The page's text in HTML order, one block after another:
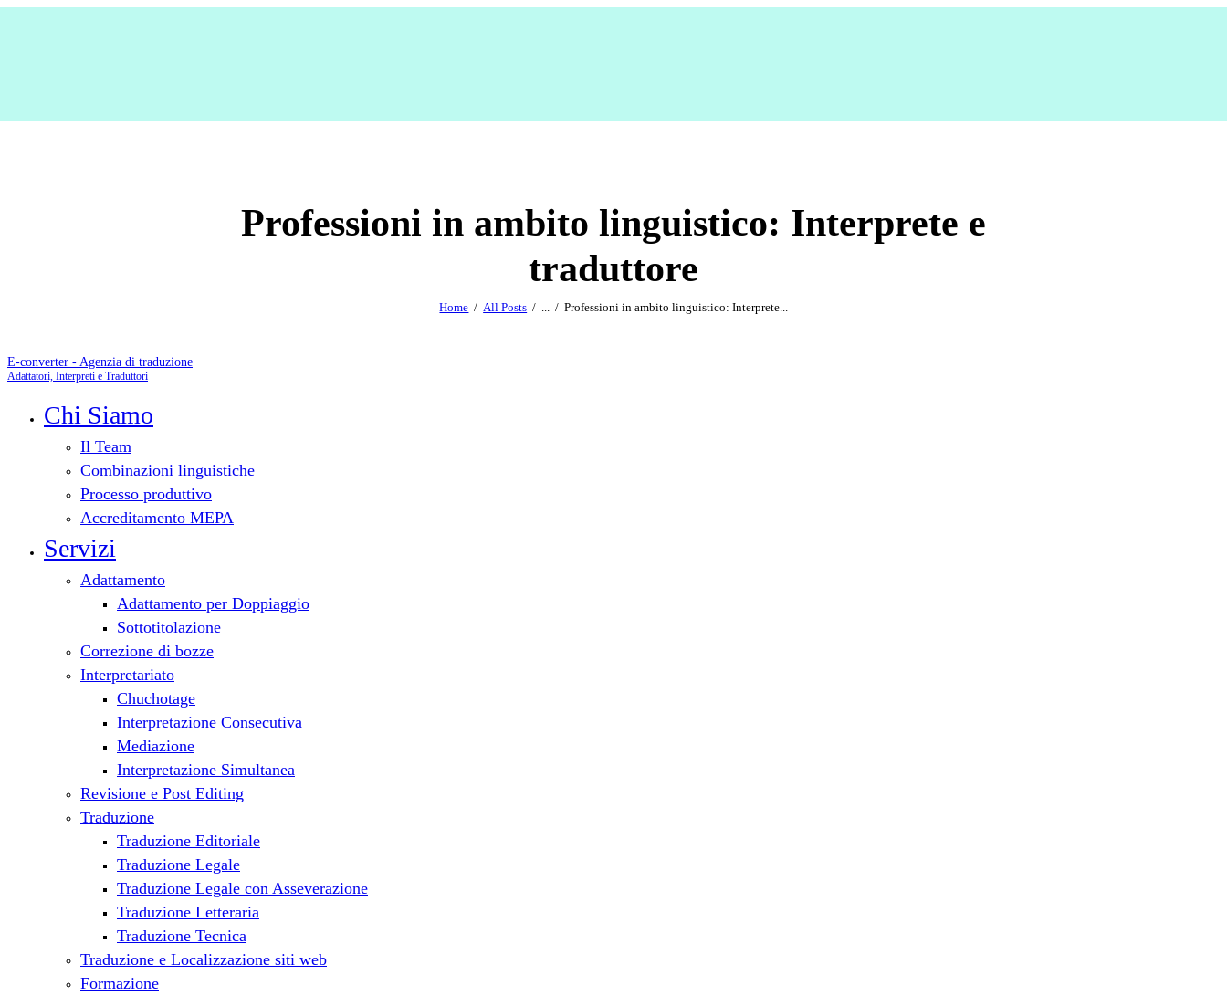
Professioni in ambito linguistico: Interprete e
traduttore
Home All Posts Professioni in ambito linguistico: Interprete...
E-converter - Agenzia di traduzione
Adattatori, Interpreti e Traduttori
Chi Siamo
Il Team
Combinazioni linguistiche
Processo produttivo
Accreditamento MEPA
Servizi
Adattamento
Adattamento per Doppiaggio
Sottotitolazione
Correzione di bozze
Interpretariato
Chuchotage
Interpretazione Consecutiva
Mediazione
Interpretazione Simultanea
Revisione e Post Editing
Traduzione
Traduzione Editoriale
Traduzione Legale
Traduzione Legale con Asseverazione
Traduzione Letteraria
Traduzione Tecnica
Traduzione e Localizzazione siti web
Formazione